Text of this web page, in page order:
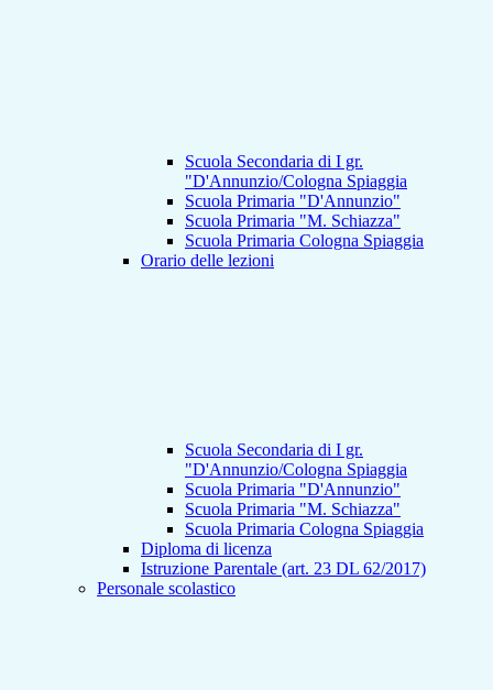
Scuola Secondaria di I gr.
"D'Annunzio/Cologna Spiaggia
Scuola Primaria "D'Annunzio"
Scuola Primaria "M. Schiazza"
Scuola Primaria Cologna Spiaggia
Orario delle lezioni
Scuola Secondaria di I gr.
"D'Annunzio/Cologna Spiaggia
Scuola Primaria "D'Annunzio"
Scuola Primaria "M. Schiazza"
Scuola Primaria Cologna Spiaggia
Diploma di licenza
Istruzione Parentale (art. 23 DL 62/2017)
Personale scolastico